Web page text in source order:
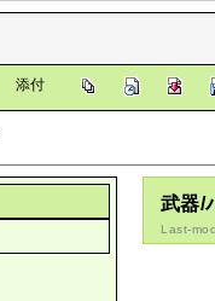
添付
武器/
Last-